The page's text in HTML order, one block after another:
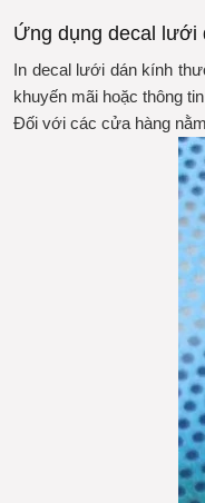
Ứng dụng decal lưới
In decal lưới dán kính
khuyến mãi hoặc thông
Đối với các cửa hàng